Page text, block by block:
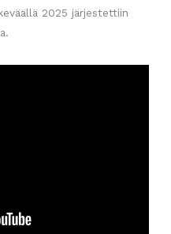
2025 järjestettiin